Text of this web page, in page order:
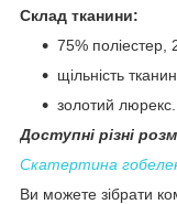
Склад тканини:
75% поліестер,
щільність
золотий люрекс.
Доступні різні
Скатертина
Ви можете зібрати